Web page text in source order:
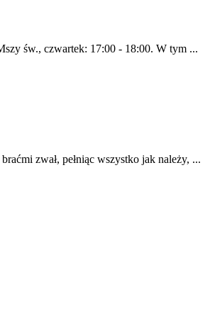
św., czwartek: 17:00 - 18:00. W tym ...
zwał, pełniąc wszystko jak należy, ...